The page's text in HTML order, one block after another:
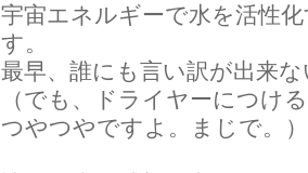
宇宙エネルギーで水を活性
す。
最早、誰にも言い訳が出来
（でも、ドライヤーにつけ
つやつやですよ。まじで。）